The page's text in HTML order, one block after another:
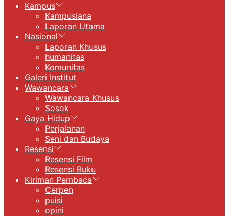
Kampus
Kampusiana
Laporan Utama
Nasional
Laporan Khusus
humanitas
Komunitas
Galeri Institut
Wawancara
Wawancara Khusus
Sosok
Gaya Hidup
Perjalanan
Seni dan Budaya
Resensi
Resensi Film
Resensi Buku
Kiriman Pembaca
Cerpen
puisi
opini